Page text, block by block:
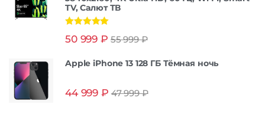
TV, Салют ТВ
из 5
50 999 ₽ 55 999₽
Apple iPhone 13 128 ГБ Тёмная ночь
44 999 ₽ 47 999₽